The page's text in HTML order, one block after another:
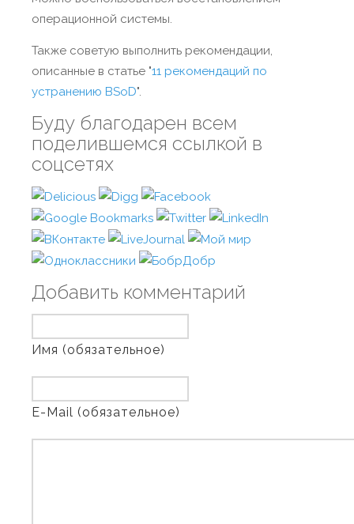
операционной системы.
Также советую выполнить рекомендации,
описанные в статье "11 рекомендаций по
устранению BSoD".
Буду благодарен всем
поделившемся ссылкой в
соцсетях
Добавить комментарий
Имя (обязательное)
E-Mail (обязательное)